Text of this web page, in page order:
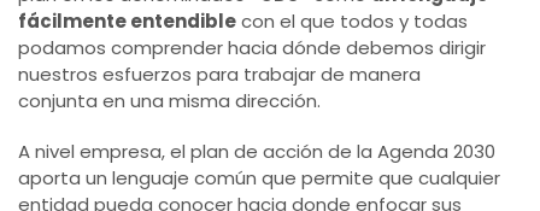
fácilmente entendiblecon el que todos y todas
podamos comprender hacia dónde debemos dirigir
nuestros esfuerzos para trabajar de manera
conjunta en una misma dirección.
A nivel empresa, el plan de acción de la Agenda 2030
aporta un lenguaje común que permite que cualquier
entidad pueda conocer hacia donde enfocar sus